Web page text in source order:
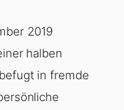
2019
halben
in fremde